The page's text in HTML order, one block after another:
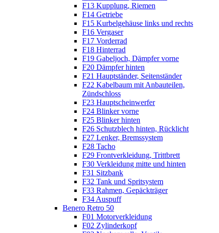
F13 Kupplung, Riemen
F14 Getriebe
F15 Kurbelgehäuse links und rechts
F16 Vergaser
F17 Vorderrad
F18 Hinterrad
F19 Gabeljoch, Dämpfer vorne
F20 Dämpfer hinten
F21 Hauptständer, Seitenständer
F22 Kabelbaum mit Anbauteilen,
Zündschloss
F23 Hauptscheinwerfer
F24 Blinker vorne
F25 Blinker hinten
F26 Schutzblech hinten, Rücklicht
F27 Lenker, Bremssystem
F28 Tacho
F29 Frontverkleidung, Trittbrett
F30 Verkleidung mitte und hinten
F31 Sitzbank
F32 Tank und Spritsystem
F33 Rahmen, Gepäckträger
F34 Auspuff
Benero Retro 50
F01 Motorverkleidung
F02 Zylinderkopf